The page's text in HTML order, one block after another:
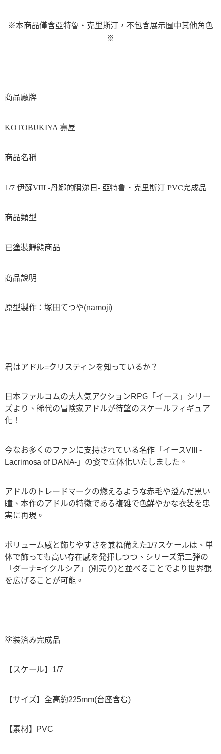
※本商品僅含亞特魯‧克里斯汀，不包含展示圖中其他角色
※
商品廠牌
KOTOBUKIYA 壽屋
商品名稱
1/7 伊蘇VIII -丹娜的隕涕日- 亞特魯‧克里斯汀 PVC完成品
商品類型
已塗裝靜態商品
商品說明
原型製作：塚田てつや(namoji)
君はアドル=クリスティンを知っているか？
日本ファルコムの大人気アクションRPG「イース」シリー
ズより、稀代の冒険家アドルが待望のスケールフィギュア
化！
今なお多くのファンに支持されている名作「イースVIII -
Lacrimosa of DANA-」の姿で立体化いたしました。
アドルのトレードマークの燃えるような赤毛や澄んだ黒い
瞳、本作のアドルの特徴である複雑で色鮮やかな衣装を忠
実に再現。
ボリューム感と飾りやすさを兼ね備えた1/7スケールは、単
体で飾っても高い存在感を発揮しつつ、シリーズ第二弾の
「ダーナ=イクルシア」(別売り)と並べることでより世界観
を広げることが可能。
塗装済み完成品
【スケール】1/7
【サイズ】全高約225mm(台座含む)
【素材】PVC